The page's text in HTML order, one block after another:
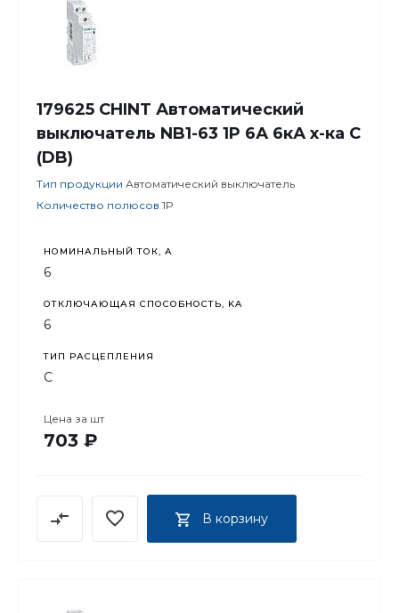
179625 CHINT Автоматический
выключатель NB1-63 1P 6А 6кА х-ка C
(DB)
Тип продукции Автоматический выключатель
Количество полюсов 1P
НОМИНАЛЬНЫЙ ТОК, А
6
ОТКЛЮЧАЮЩАЯ СПОСОБНОСТЬ, KA
6
ТИП РАСЦЕПЛЕНИЯ
C
Цена за шт
703 ₽
В корзину